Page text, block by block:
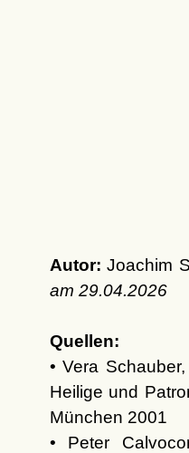
Autor: Joachim
am 29.04.2026
Quellen:
• Vera
Heilige und
München 2001
• Peter